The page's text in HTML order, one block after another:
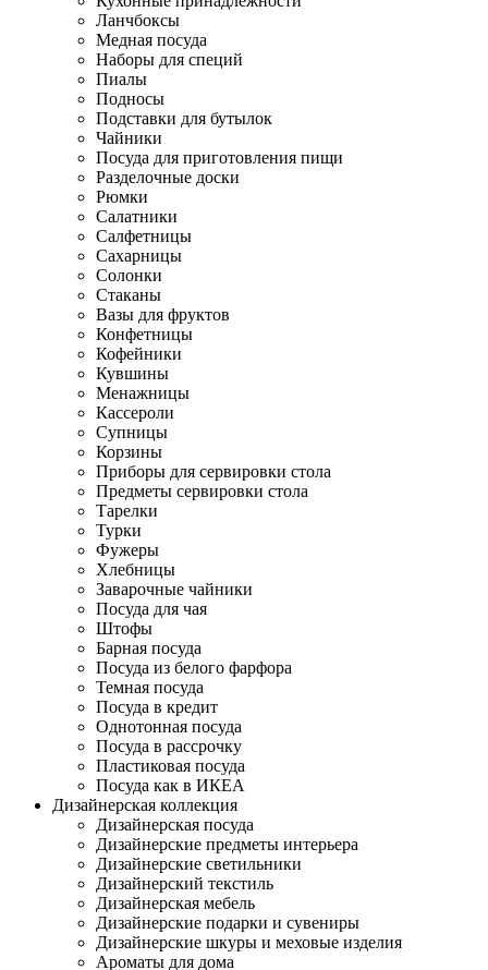
Ланчбоксы
Медная посуда
Наборы для специй
Пиалы
Подносы
Подставки для бутылок
Чайники
Посуда для приготовления пищи
Разделочные доски
Рюмки
Салатники
Салфетницы
Сахарницы
Солонки
Стаканы
Вазы для фруктов
Конфетницы
Кофейники
Кувшины
Менажницы
Кассероли
Супницы
Корзины
Приборы для сервировки стола
Предметы сервировки стола
Тарелки
Турки
Фужеры
Хлебницы
Заварочные чайники
Посуда для чая
Штофы
Барная посуда
Посуда из белого фарфора
Темная посуда
Посуда в кредит
Однотонная посуда
Посуда в рассрочку
Пластиковая посуда
Посуда как в ИКЕА
Дизайнерская коллекция
Дизайнерская посуда
Дизайнерские предметы интерьера
Дизайнерские светильники
Дизайнерский текстиль
Дизайнерская мебель
Дизайнерские подарки и сувениры
Дизайнерские шкуры и меховые изделия
Ароматы для дома